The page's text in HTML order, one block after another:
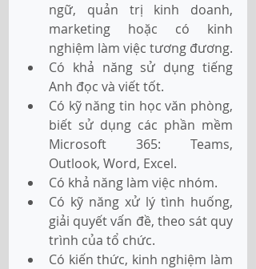
ngữ, quản trị kinh doanh,
marketing hoặc có kinh
nghiệm làm việc tương đương.
Có khả năng sử dụng tiếng
Anh đọc và viết tốt.
Có kỹ năng tin học văn phòng,
biết sử dụng các phần mềm
Microsoft 365: Teams,
Outlook, Word, Excel.
Có khả năng làm việc nhóm.
Có kỹ năng xử lý tình huống,
giải quyết vấn đề, theo sát quy
trình của tổ chức.
Có kiến thức, kinh nghiệm làm